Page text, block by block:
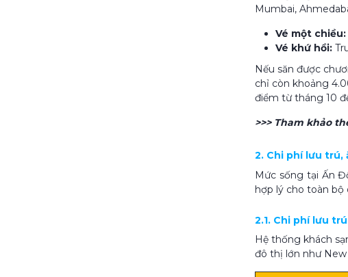
Mumbai,
Vé một chiều:
Vé khứ hồi:
Nếu săn được
chỉ còn khoảng
điểm từ tháng 10
>>> Tham khảo
2. Chi phí lưu trú,
Mức sống tại Ấn
hợp lý cho toàn bộ
2.1. Chi phí lưu
Hệ thống khách
đô thị lớn như